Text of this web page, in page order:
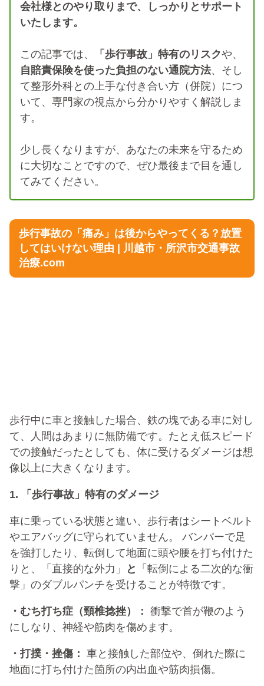
会社様とのやり取りまで、しっかりとサポート
いたします。
この記事では、 「歩行事故」特有のリスクや、
自賠責保険を使った負担のない通院方法、そし
て整形外科との上手な付き合い方（併院）につ
いて、専門家の視点から分かりやすく解説しま
す。
少し長くなりますが、あなたの未来を守るため
に大切なことですので、ぜひ最後まで目を通し
てみてください。
歩行事故の「痛み」は後からやってくる？放置
してはいけない理由 | 川越市・所沢市交通事故
治療.com
歩行中に車と接触した場合、鉄の塊である車に対し
て、人間はあまりに無防備です。たとえ低スピード
での接触だったとしても、体に受けるダメージは想
像以上に大きくなります。
1. 「歩行事故」特有のダメージ
車に乗っている状態と違い、歩行者はシートベルト
やエアバッグに守られていません。 バンパーで足
を強打したり、転倒して地面に頭や腰を打ち付けた
りと、「直接的な外力」
と
「転倒による二次的な衝
撃」のダブルパンチを受けることが特徴です。
・むち打ち症（頸椎捻挫）： 衝撃で首が鞭のよう
にしなり、神経や筋肉を傷めます。
・打撲・挫傷： 車と接触した部位や、倒れた際に
地面に打ち付けた箇所の内出血や筋肉損傷。